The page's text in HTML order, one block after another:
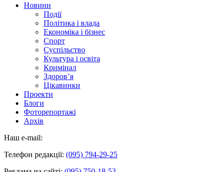
Новини
Події
Політика і влада
Економіка і бізнес
Спорт
Суспільство
Культура і освіта
Кримінал
Здоров’я
Цікавинки
Проекти
Блоги
Фоторепортажі
Архів
Наш e-mail:
Телефон редакції: (095) 794-29-25